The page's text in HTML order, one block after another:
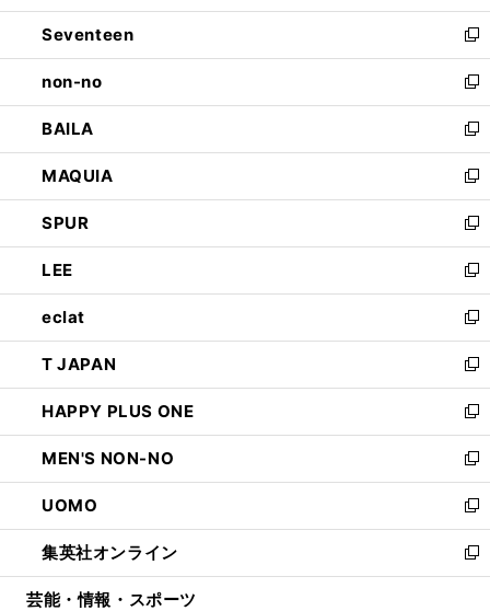
開
く
ウ
で
開
く
ン
ド
ウ
で
開
く
Seventeen
新
し
い
ウ
ィ
ン
ド
ウ
で
開
く
non-no
新
し
い
ウ
ィ
ン
ド
ウ
で
開
く
BAILA
新
し
い
ウ
ィ
ン
ド
ウ
で
開
く
MAQUIA
新
し
い
ウ
ィ
ン
ド
ウ
で
開
く
SPUR
新
し
い
ウ
ィ
ン
ド
ウ
で
開
く
LEE
新
し
い
ウ
ィ
ン
ド
ウ
で
開
く
eclat
新
し
い
ウ
ィ
ン
ド
ウ
で
開
く
T JAPAN
新
し
い
ウ
ィ
ン
ド
ウ
で
開
HAPPY PLUS ONE
新
し
い
ウ
ィ
ン
ド
ウ
MEN'S NON-NO
新
し
い
ウ
ィ
ン
UOMO
新
し
い
ウ
集英社オンライン
新
し
芸能・情報・スポーツ